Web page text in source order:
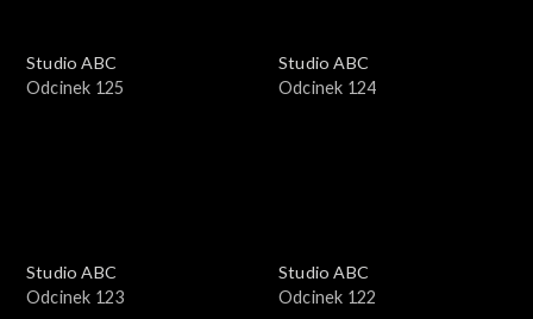
Studio ABC
Odcinek 125
Studio ABC
Odcinek 124
Studio ABC
Odcinek 123
Studio ABC
Odcinek 122